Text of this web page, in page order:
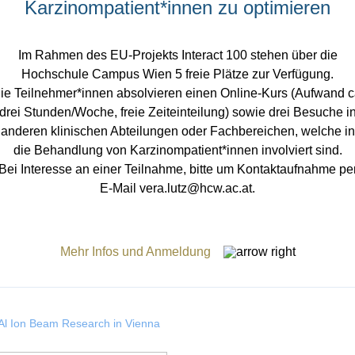
Karzinompatient*innen zu optimieren
Im Rahmen des EU-Projekts Interact 100 stehen über die
Hochschule Campus Wien 5 freie Plätze zur Verfügung.
Teilnehmer*innen absolvieren einen Online-Kurs (Aufwand
drei Stunden/Woche, freie Zeiteinteilung) sowie drei Besuche in
anderen klinischen Abteilungen oder Fachbereichen, welche in
die Behandlung von Karzinompatient*innen involviert sind.
Bei Interesse an einer Teilnahme, bitte um Kontaktaufnahme
E-Mail vera.lutz@hcw.ac.at.
Mehr Infos und Anmeldung
Ion Beam Research in Vienna